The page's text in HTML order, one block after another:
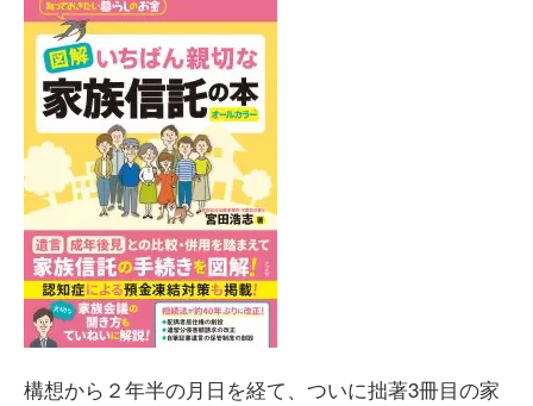
構想から２年半の月日を経て、ついに拙著3冊目の家